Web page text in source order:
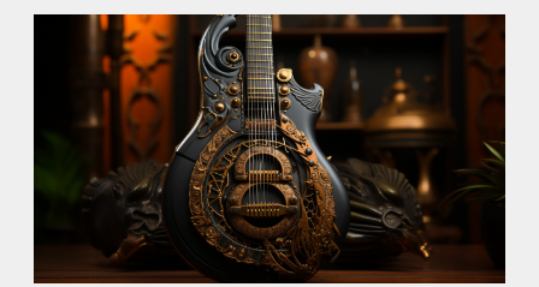
elementos que hacen del reguetón una potencia
musical...